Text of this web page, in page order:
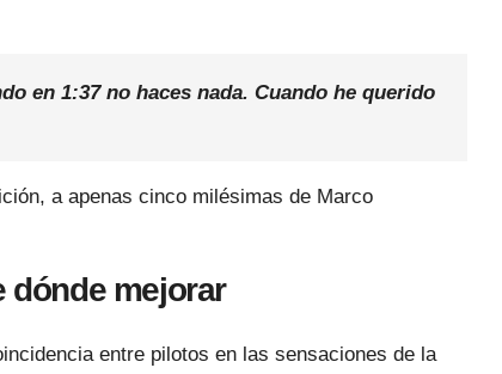
en 1:37 no haces nada. Cuando he querido
a apenas cinco milésimas de Marco
dónde mejorar
entre pilotos en las sensaciones de la